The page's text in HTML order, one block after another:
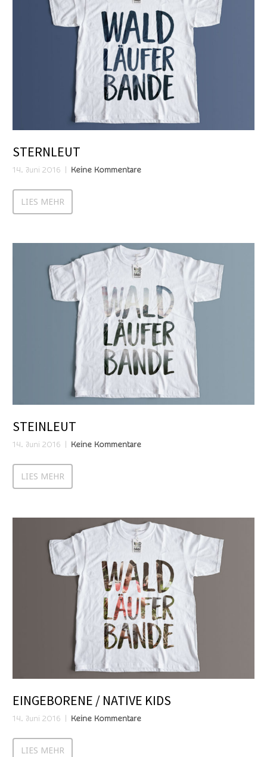
STERNLEUT
14. Juni 2016 Keine Kommentare
LIES MEHR
STEINLEUT
14. Juni 2016 Keine Kommentare
LIES MEHR
EINGEBORENE / NATIVE KIDS
14. Juni 2016 Keine Kommentare
LIES MEHR